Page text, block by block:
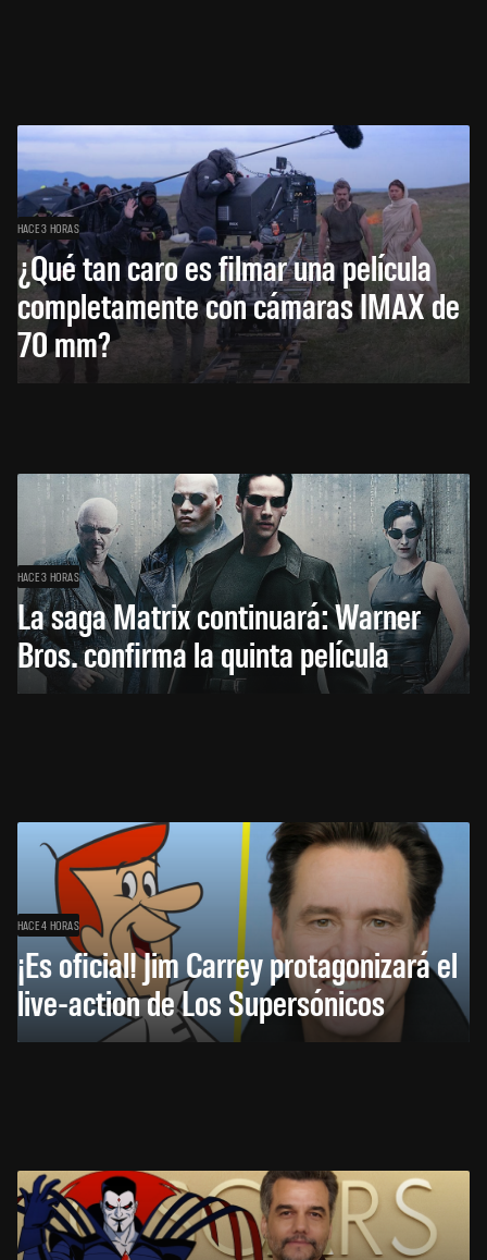
HACE 3 HORAS
¿Qué tan caro es filmar una película
completamente con cámaras IMAX de
70 mm?
HACE 3 HORAS
La saga Matrix continuará: Warner
Bros. confirma la quinta película
HACE 4 HORAS
¡Es oficial! Jim Carrey protagonizará el
live-action de Los Supersónicos